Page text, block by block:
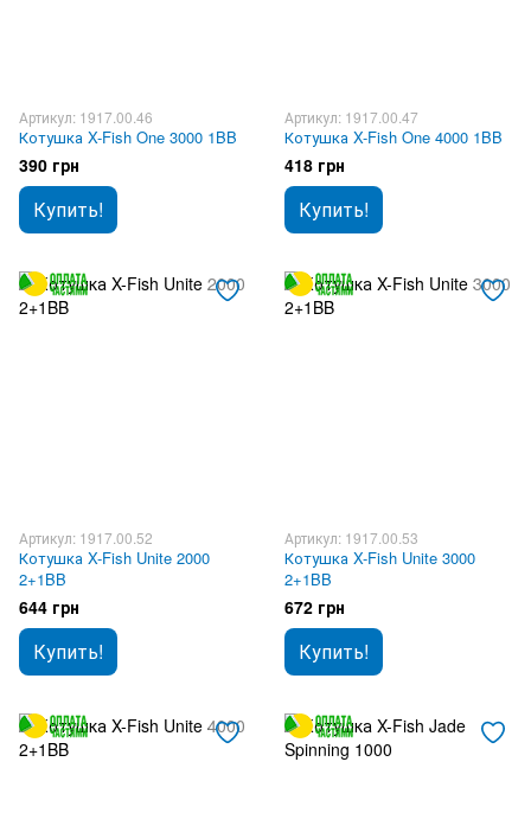
Артикул: 1917.00.46
Котушка X-Fish One 3000 1BB
390 грн
Купить!
Артикул: 1917.00.47
Котушка X-Fish One 4000 1BB
418 грн
Купить!
Артикул: 1917.00.52
Котушка X-Fish Unite 2000
2+1BB
644 грн
Купить!
Артикул: 1917.00.53
Котушка X-Fish Unite 3000
2+1BB
672 грн
Купить!